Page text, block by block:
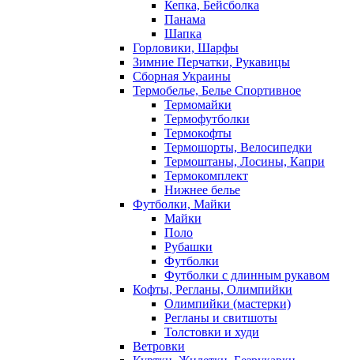
Кепка, Бейсболка
Панама
Шапка
Горловики, Шарфы
Зимние Перчатки, Рукавицы
Сборная Украины
Термобелье, Белье Спортивное
Термомайки
Термофутболки
Термокофты
Термошорты, Велосипедки
Термоштаны, Лосины, Капри
Термокомплект
Нижнее белье
Футболки, Майки
Майки
Поло
Рубашки
Футболки
Футболки с длинным рукавом
Кофты, Регланы, Олимпийки
Олимпийки (мастерки)
Регланы и свитшоты
Толстовки и худи
Ветровки